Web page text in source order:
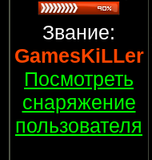
Звание:
GamesKiLLer
Посмотреть
снаряжение
пользователя